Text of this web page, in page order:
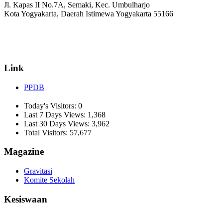
Jl. Kapas II No.7A, Semaki, Kec. Umbulharjo
Kota Yogyakarta, Daerah Istimewa Yogyakarta 55166
Link
PPDB
Today's Visitors: 0
Last 7 Days Views: 1,368
Last 30 Days Views: 3,962
Total Visitors: 57,677
Magazine
Gravitasi
Komite Sekolah
Kesiswaan